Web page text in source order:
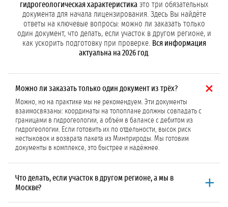
гидрогеологическая характеристика это три обязательных
документа для начала лицензирования. Здесь Вы найдёте
ответы на ключевые вопросы: можно ли заказать только
один документ, что делать, если участок в другом регионе, и
как ускорить подготовку при проверке. Вся информация
актуальна на 2026 год.
Можно ли заказать только один документ из трёх?
Можно, но на практике мы не рекомендуем. Эти документы
взаимосвязаны: координаты на топоплане должны совпадать с
границами в гидрогеологии, а объём в балансе с дебитом из
гидрогеологии. Если готовить их по отдельности, высок риск
нестыковок и возврата пакета из Минприроды. Мы готовим
документы в комплексе, это быстрее и надёжнее.
Что делать, если участок в другом регионе, а мы в
Москве?
География не влияет на подготовку этих трёх документов. Баланс